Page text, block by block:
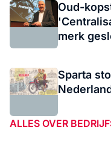
Oud-
merk
Sparta
ALLES OVER